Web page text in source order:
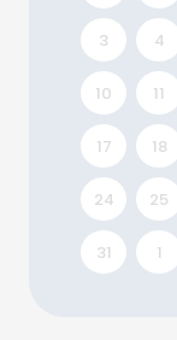
3 4
10 11
17 18
24 25
31 1